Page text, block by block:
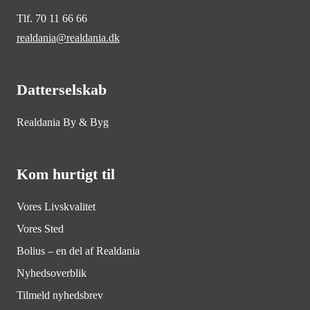
Tlf. 70 11 66 66
realdania@realdania.dk
Datterselskab
Realdania By & Byg
Kom hurtigt til
Vores Livskvalitet
Vores Sted
Bolius – en del af Realdania
Nyhedsoverblik
Tilmeld nyhedsbrev